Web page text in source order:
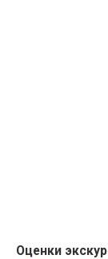
Оценки